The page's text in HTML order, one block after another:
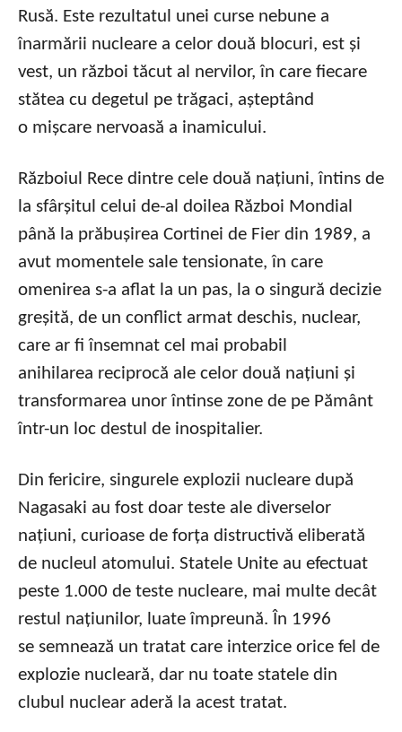
Rusă. Este rezultatul unei curse nebune a
înarmării nucleare a celor două blocuri, est și
vest, un război tăcut al nervilor, în care fiecare
stătea cu degetul pe trăgaci, așteptând
o mișcare nervoasă a inamicului.
Războiul Rece dintre cele două națiuni, întins de
la sfârșitul celui de-al doilea Război Mondial
până la prăbușirea Cortinei de Fier din 1989, a
avut momentele sale tensionate, în care
omenirea s-a aflat la un pas, la o singură decizie
greșită, de un conflict armat deschis, nuclear,
care ar fi însemnat cel mai probabil
anihilarea reciprocă ale celor două națiuni și
transformarea unor întinse zone de pe Pământ
într-un loc destul de inospitalier.
Din fericire, singurele explozii nucleare după
Nagasaki au fost doar teste ale diverselor
națiuni, curioase de forța distructivă eliberată
de nucleul atomului. Statele Unite au efectuat
peste 1.000 de teste nucleare, mai multe decât
restul națiunilor, luate împreună. În 1996
se semnează un tratat care interzice orice fel de
explozie nucleară, dar nu toate statele din
clubul nuclear aderă la acest tratat.